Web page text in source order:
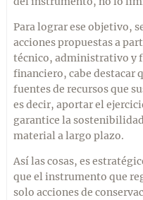
Para lograr ese objetivo,
acciones propuestas a
técnico, administrativo y
financiero, cabe destacar
fuentes de recursos que
es decir, aportar el
garantice la
material a largo plazo.
Así las cosas, es
que el instrumento que
solo acciones de